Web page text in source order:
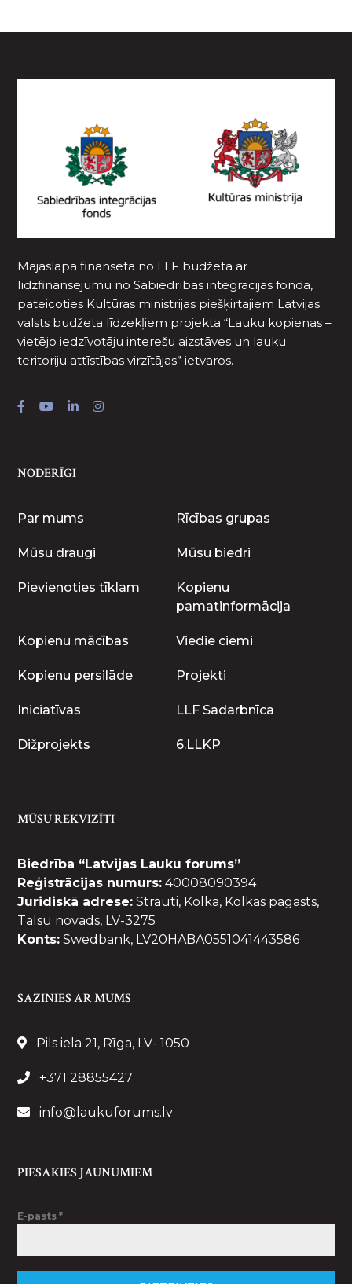
Mājaslapa finansēta no LLF budžeta ar
līdzfinansējumu no Sabiedrības integrācijas fonda,
pateicoties Kultūras ministrijas piešķirtajiem Latvijas
valsts budžeta līdzekļiem projekta “Lauku kopienas –
vietējo iedzīvotāju interešu aizstāves un lauku
teritoriju attīstības virzītājas” ietvaros.
NODERĪGI
Par mums Rīcības grupas
Mūsu draugi Mūsu biedri
Pievienoties tīklam
Kopienu
pamatinformācija
Kopienu mācības Viedie ciemi
Kopienu persilāde Projekti
Iniciatīvas LLF Sadarbnīca
Dižprojekts 6.LLKP
MŪSU REKVIZĪTI
Biedrība “Latvijas Lauku forums”
Reģistrācijas numurs: 40008090394
Juridiskā adrese: Strauti, Kolka, Kolkas pagasts,
Talsu novads, LV-3275
Konts: Swedbank, LV20HABA0551041443586
SAZINIES AR MUMS
Pils iela 21, Rīga, LV- 1050
+371 28855427
info@laukuforums.lv
PIESAKIES JAUNUMIEM
E-pasts*